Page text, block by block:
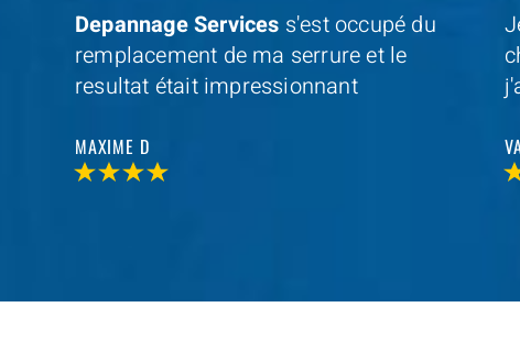
Je cherchais un professionel à coté de
chez moi et avecDepannage Services
j'ai trouvé et je n'ai pas été decu
VALERIE V